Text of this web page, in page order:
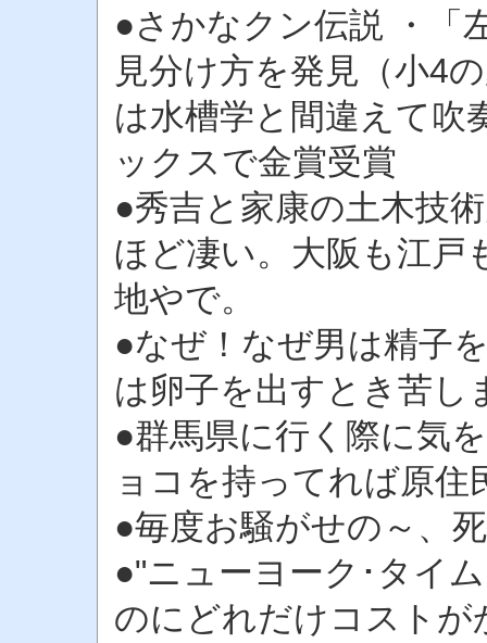
●さかなクン伝説 ・「
見分け方を発見（小4
は水槽学と間違えて吹
ックスで金賞受賞
●秀吉と家康の土木技
ほど凄い。大阪も江戸
地やで。
●なぜ！なぜ男は精子
は卵子を出すとき苦し
●群馬県に行く際に
ョコを持ってれば原
●毎度お騒がせの～、
●"ニューヨーク･タイ
のにどれだけコスト